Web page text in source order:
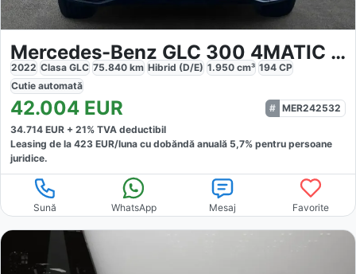
Mercedes-Benz GLC 300 4MATIC AMG Night 20'
2022 Clasa GLC 75.840 km Hibrid (D/E) 1.950 cm³ 194 CP
Cutie automată
42.004 EUR
MER242532
34.714 EUR + 21% TVA deductibil
Leasing de la 423 EUR/luna cu dobăndă anuală 5,7% pentru persoane
juridice.
Sună WhatsApp Mesaj Favorite